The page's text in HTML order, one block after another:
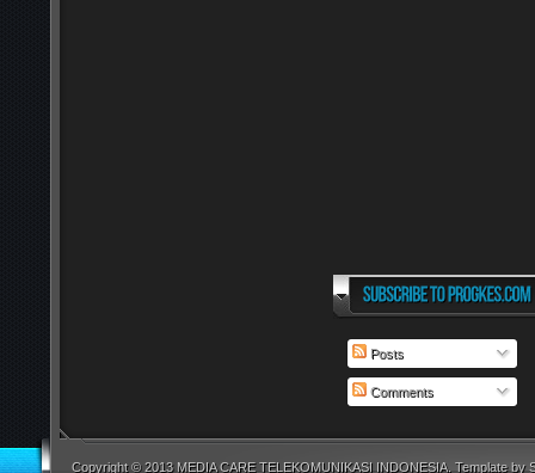
Posts
Comments
Copyright © 2013 MEDIA CARE TELEKOMUNIKASI INDONESIA. Template by